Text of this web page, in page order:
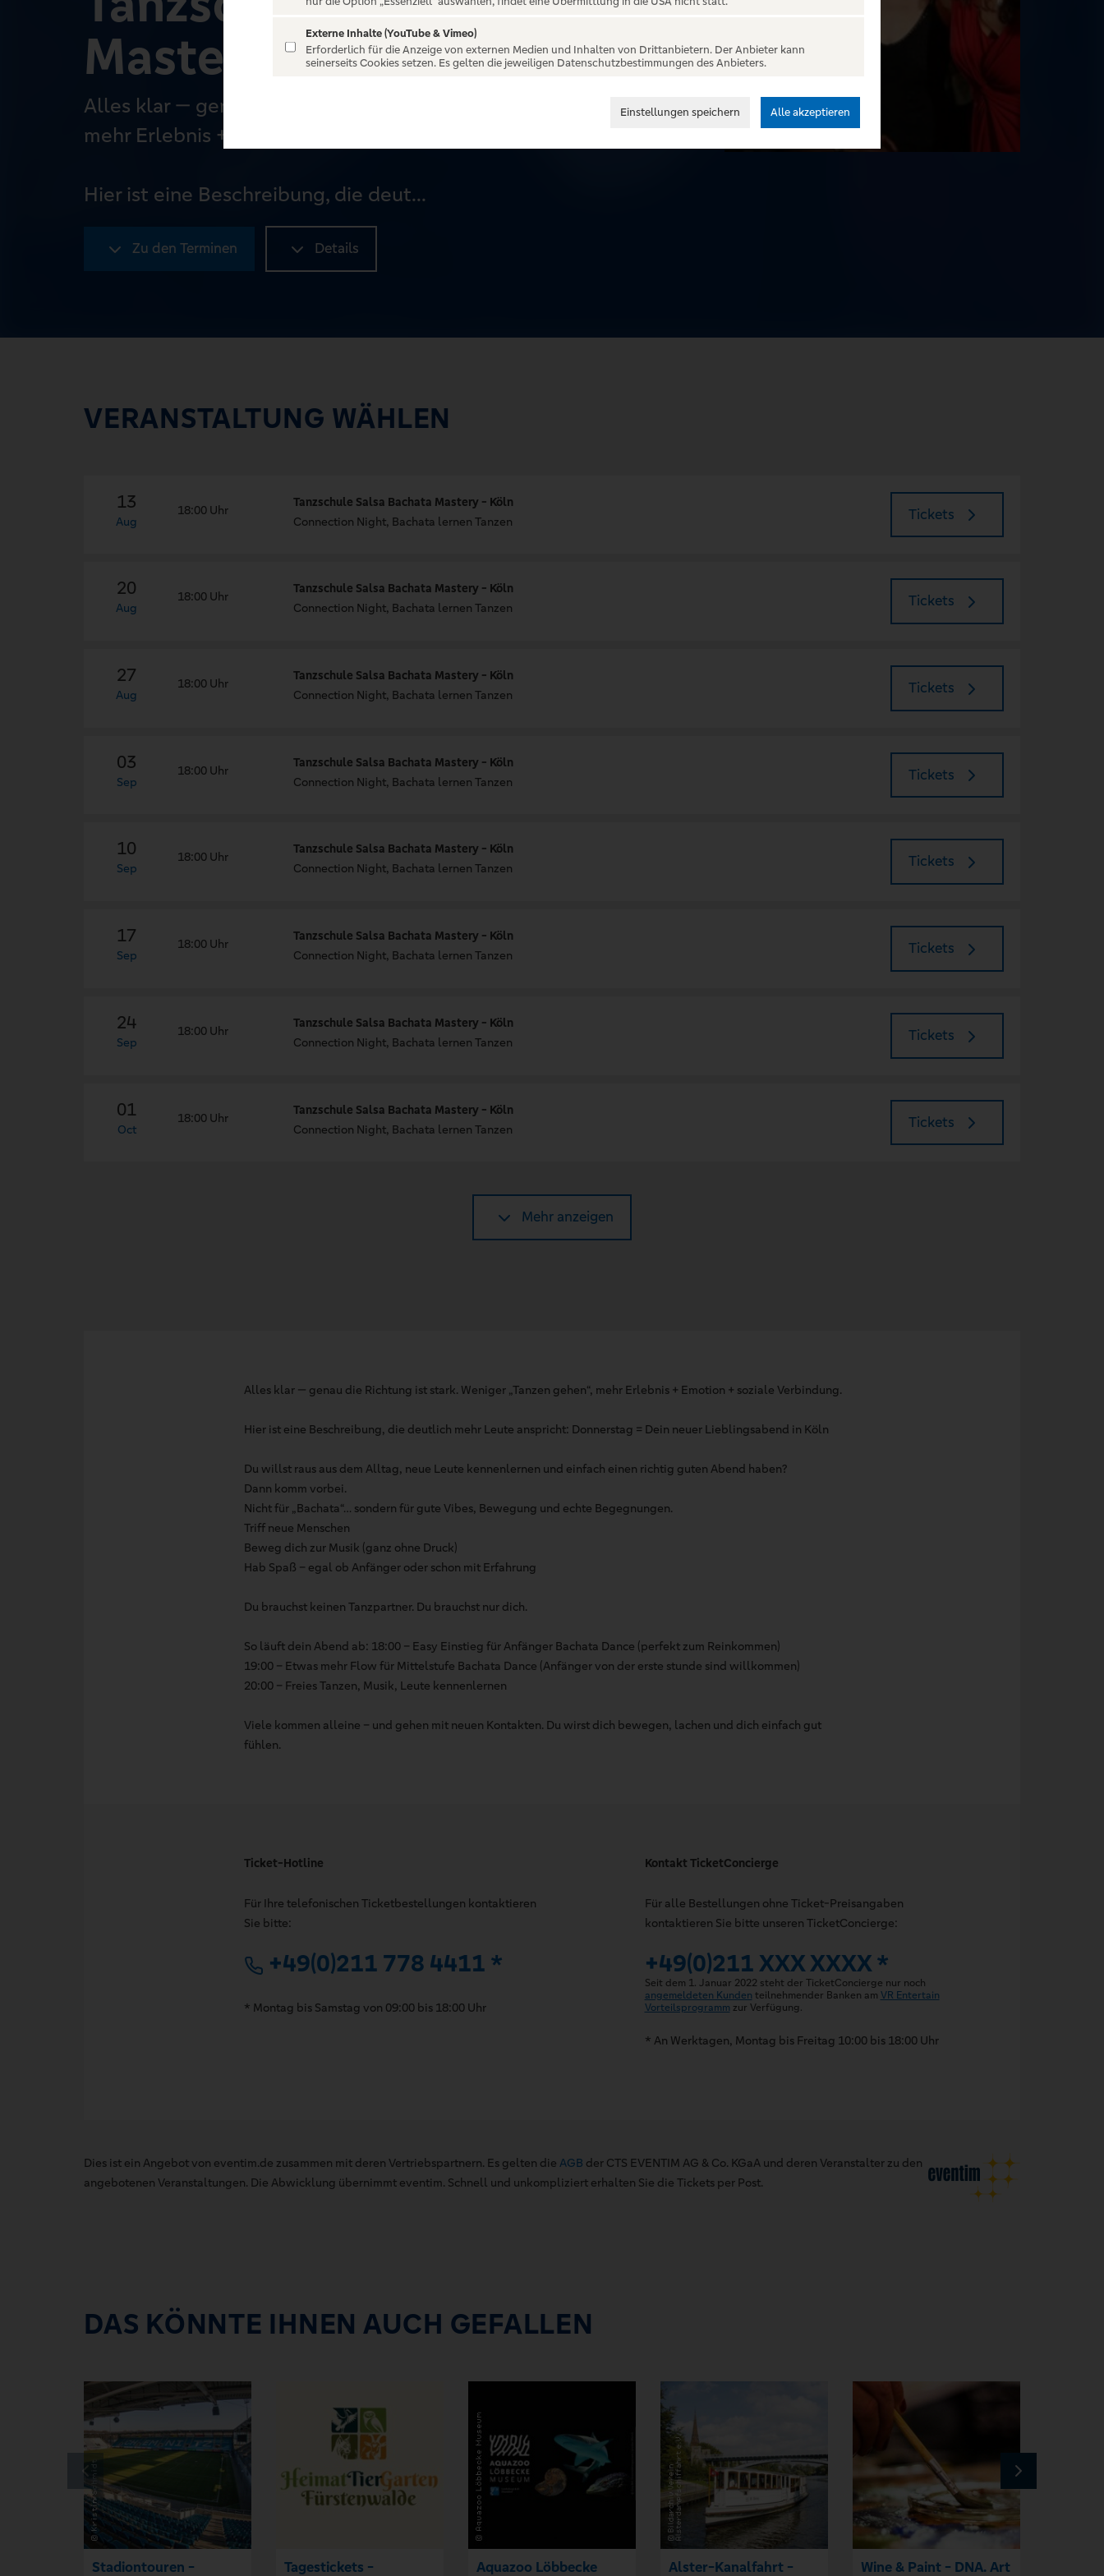
Mastery
Alles klar — genau die Richtung ist stark. Weniger „Tanzen gehen“,
mehr Erlebnis + Emotion + soziale Verbindung.
Hier ist eine Beschreibung, die deut...
Zu den Terminen Details
VERANSTALTUNG WÄHLEN
13
Aug
18:00 Uhr
Tanzschule Salsa Bachata Mastery - Köln
Connection Night, Bachata lernen Tanzen
Tickets
20
Aug
18:00 Uhr
Tanzschule Salsa Bachata Mastery - Köln
Connection Night, Bachata lernen Tanzen
Tickets
27
Aug
18:00 Uhr
Tanzschule Salsa Bachata Mastery - Köln
Connection Night, Bachata lernen Tanzen
Tickets
03
Sep
18:00 Uhr
Tanzschule Salsa Bachata Mastery - Köln
Connection Night, Bachata lernen Tanzen
Tickets
10
Sep
18:00 Uhr
Tanzschule Salsa Bachata Mastery - Köln
Connection Night, Bachata lernen Tanzen
Tickets
17
Sep
18:00 Uhr
Tanzschule Salsa Bachata Mastery - Köln
Connection Night, Bachata lernen Tanzen
Tickets
24
Sep
18:00 Uhr
Tanzschule Salsa Bachata Mastery - Köln
Connection Night, Bachata lernen Tanzen
Tickets
01
Oct
18:00 Uhr
Tanzschule Salsa Bachata Mastery - Köln
Connection Night, Bachata lernen Tanzen
Tickets
Mehr anzeigen
Alles klar — genau die Richtung ist stark. Weniger „Tanzen gehen“, mehr Erlebnis + Emotion + soziale Verbindung.
Hier ist eine Beschreibung, die deutlich mehr Leute anspricht: Donnerstag = Dein neuer Lieblingsabend in Köln
Du willst raus aus dem Alltag, neue Leute kennenlernen und einfach einen richtig guten Abend haben?
Dann komm vorbei.
Nicht für „Bachata“… sondern für gute Vibes, Bewegung und echte Begegnungen.
Triff neue Menschen
Beweg dich zur Musik (ganz ohne Druck)
Hab Spaß – egal ob Anfänger oder schon mit Erfahrung
Du brauchst keinen Tanzpartner. Du brauchst nur dich.
So läuft dein Abend ab: 18:00 – Easy Einstieg für Anfänger Bachata Dance (perfekt zum Reinkommen)
19:00 – Etwas mehr Flow für Mittelstufe Bachata Dance (Anfänger von der erste stunde sind willkommen)
20:00 – Freies Tanzen, Musik, Leute kennenlernen
Viele kommen alleine – und gehen mit neuen Kontakten. Du wirst dich bewegen, lachen und dich einfach gut
fühlen.
Ticket-Hotline
Für Ihre telefonischen Ticketbestellungen kontaktieren
Sie bitte:
+49(0)211 778 4411 *
* Montag bis Samstag von 09:00 bis 18:00 Uhr
Kontakt TicketConcierge
Für alle Bestellungen ohne Ticket-Preisangaben
kontaktieren Sie bitte unseren TicketConcierge:
+49(0)211 XXX XXXX *
Seit dem 1. Januar 2022 steht der TicketConcierge nur noch
angemeldeten Kunden teilnehmender Banken am VR Entertain
Vorteilsprogramm zur Verfügung.
* An Werktagen, Montag bis Freitag 10:00 bis 18:00 Uhr
Dies ist ein Angebot von eventim.de zusammen mit deren Vertriebspartnern. Es gelten die AGB der CTS EVENTIM AG & Co. KGaA und deren Veranstalter zu den
angebotenen Veranstaltungen. Die Abwicklung übernimmt eventim. Schnell und unkompliziert erhalten Sie die Tickets per Post.
DAS KÖNNTE IHNEN AUCH GEFALLEN
Stadiontouren - Tagestickets - Aquazoo Löbbecke Alster-Kanalfahrt - Wine & Paint - DNA. Art
Externe Inhalte (YouTube & Vimeo)
Erforderlich für die Anzeige von externen Medien und Inhalten von Drittanbietern. Der Anbieter kann
seinerseits Cookies setzen. Es gelten die jeweiligen Datenschutzbestimmungen des Anbieters.
Einstellungen speichern Alle akzeptieren